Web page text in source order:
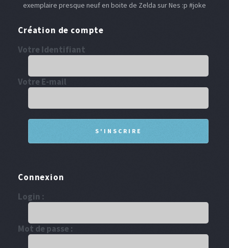
exemplaire presque neuf en boite de Zelda sur Nes :p #joke
Création de compte
Votre Identifiant
Votre E-mail
Connexion
Login :
Mot de passe :